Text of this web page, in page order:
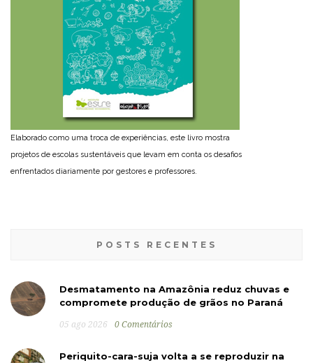
Elaborado como uma troca de experiências, este livro mostra
projetos de escolas sustentáveis que levam em conta os desafios
enfrentados diariamente por gestores e professores.
POSTS RECENTES
Desmatamento na Amazônia reduz chuvas e
compromete produção de grãos no Paraná
05 ago 2026 0 Comentários
Periquito-cara-suja volta a se reproduzir na